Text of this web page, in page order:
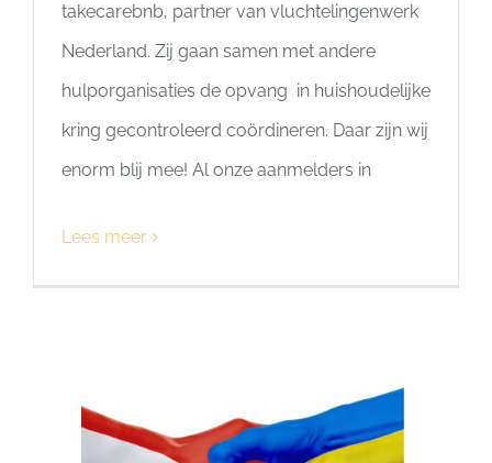
takecarebnb, partner van vluchtelingenwerk
Nederland. Zij gaan samen met andere
hulporganisaties de opvang in huishoudelijke
kring gecontroleerd coördineren. Daar zijn wij
enorm blij mee! Al onze aanmelders in
Lees meer